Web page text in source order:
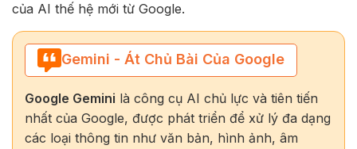
của AI thế hệ mới từ Google.
Gemini - Át Chủ Bài Của Google
Google Gemini là công cụ AI chủ lực và tiên tiến
nhất của Google, được phát triển để xử lý đa dạng
các loại thông tin như văn bản, hình ảnh, âm